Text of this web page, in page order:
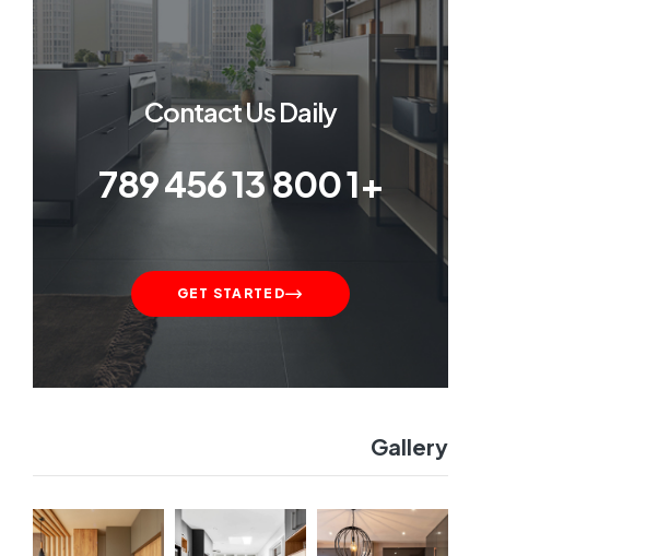
Contact Us Daily
+1 800 13 456 789
GET STARTED
Gallery